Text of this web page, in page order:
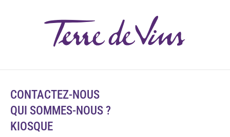
CONTACTEZ-NOUS
QUI SOMMES-NOUS ?
KIOSQUE